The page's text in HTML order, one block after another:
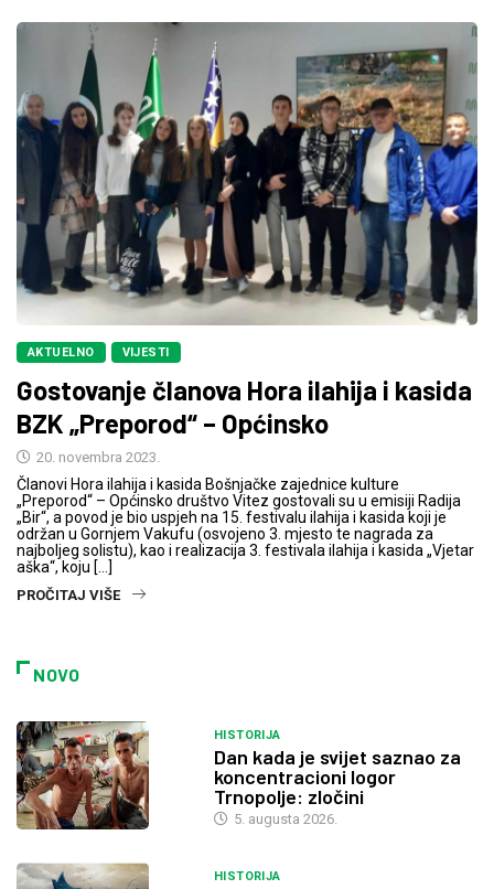
AKTUELNO VIJESTI
Gostovanje članova Hora ilahija i kasida
BZK „Preporod“ – Općinsko
20. novembra 2023.
Članovi Hora ilahija i kasida Bošnjačke zajednice kulture
„Preporod“ – Općinsko društvo Vitez gostovali su u emisiji Radija
„Bir“, a povod je bio uspjeh na 15. festivalu ilahija i kasida koji je
održan u Gornjem Vakufu (osvojeno 3. mjesto te nagrada za
najboljeg solistu), kao i realizacija 3. festivala ilahija i kasida „Vjetar
aška“, koju […]
PROČITAJ VIŠE
NOVO
HISTORIJA
Dan kada je svijet saznao za
koncentracioni logor
Trnopolje: zločini
5. augusta 2026.
HISTORIJA